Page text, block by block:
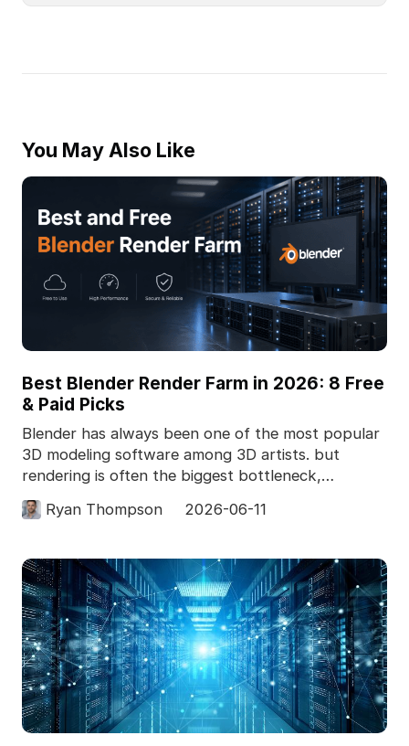
You May Also Like
Best Blender Render Farm in 2026: 8 Free
& Paid Picks
Blender has always been one of the most popular
3D modeling software among 3D artists. but
rendering is often the biggest bottleneck,
especially for c
Ryan Thompson 2026-06-11